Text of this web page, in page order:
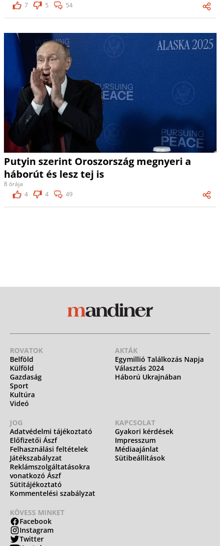
7
5 54
Putyin szerint Oroszország megnyeri a
háborút és lesz tej is
8 órája
4
4 49
ROVATOK
Belföld
Külföld
Gazdaság
Sport
Kultúra
Videó
AKTÁK
Egymillió Találkozás Napja
Választás 2024
Háború Ukrajnában
JOG
Adatvédelmi tájékoztató
Előfizetői Ászf
Felhasználási feltételek
Játékszabályzat
Reklámszolgáltatásokra
vonatkozó Ászf
Sütitájékoztató
Kommentelési szabályzat
KAPCSOLAT
Gyakori kérdések
Impresszum
Médiaajánlat
Sütibeállítások
KÖVESS MINKET
Facebook
Instagram
Twitter